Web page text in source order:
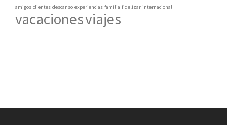
amigos clientes descanso experiencias familia fidelizar internacional
vacacionesviajes